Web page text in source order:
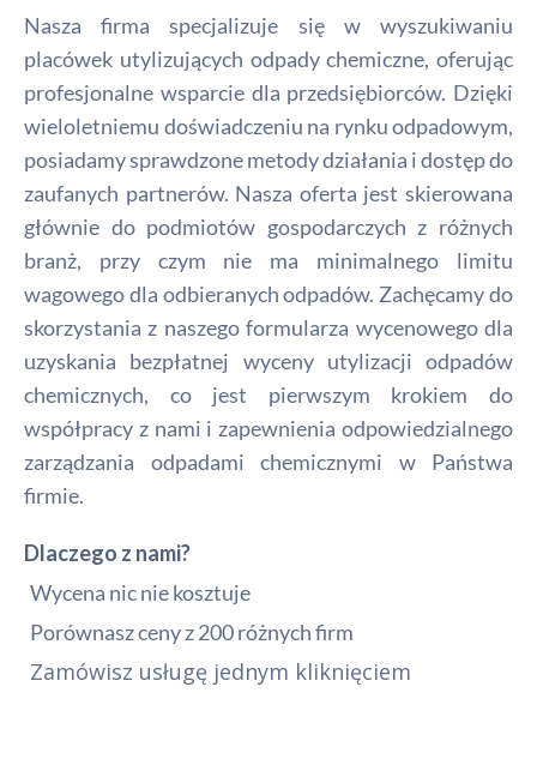
Nasza firma specjalizuje się w wyszukiwaniu
placówek utylizujących odpady chemiczne, oferując
profesjonalne wsparcie dla przedsiębiorców. Dzięki
wieloletniemu doświadczeniu na rynku odpadowym,
posiadamy sprawdzone metody działania i dostęp do
zaufanych partnerów. Nasza oferta jest skierowana
głównie do podmiotów gospodarczych z różnych
branż, przy czym nie ma minimalnego limitu
wagowego dla odbieranych odpadów. Zachęcamy do
skorzystania z naszego formularza wycenowego dla
uzyskania bezpłatnej wyceny utylizacji odpadów
chemicznych, co jest pierwszym krokiem do
współpracy z nami i zapewnienia odpowiedzialnego
zarządzania odpadami chemicznymi w Państwa
firmie.
Dlaczego z nami?
Wycena nic nie kosztuje
Porównasz ceny z 200 różnych firm
Zamówisz usługę jednym kliknięciem